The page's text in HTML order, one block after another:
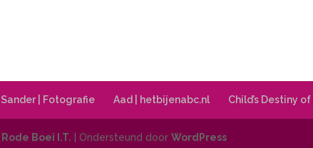
Sander | Fotografie Aad | hetbijenabc.nl Child’s Destiny
Rode Boei I.T. | Ondersteund doorWordPress